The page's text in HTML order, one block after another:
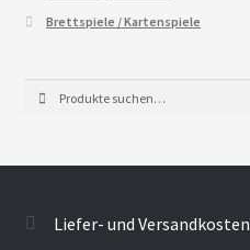
Brettspiele / Kartenspiele
nach:
Liefer- und Versandkosten